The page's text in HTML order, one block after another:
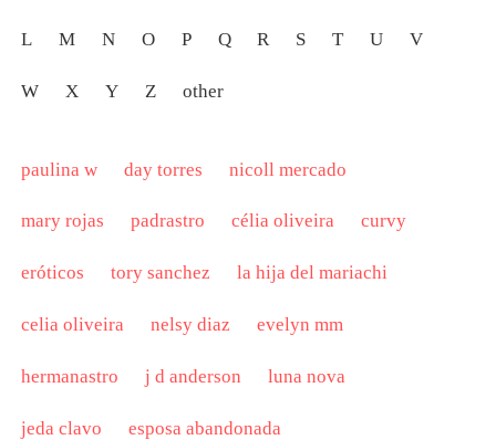
L M N O P Q R S T U V
W X Y Z other
paulina w day torres nicoll mercado
mary rojas padrastro célia oliveira curvy
eróticos tory sanchez la hija del mariachi
celia oliveira nelsy diaz evelyn mm
hermanastro j d anderson luna nova
jeda clavo esposa abandonada